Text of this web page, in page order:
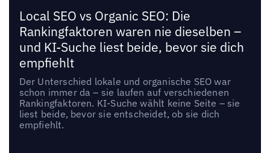
Local SEO vs Organic SEO: Die
Rankingfaktoren waren nie dieselben –
und KI-Suche liest beide, bevor sie dich
empfiehlt
Der Unterschied lokale und organische SEO war
schon immer da – sie laufen auf verschiedenen
Rankingfaktoren. KI-Suche wählt keine Seite – sie
liest beide, bevor sie entscheidet, ob sie dich
empfiehlt.